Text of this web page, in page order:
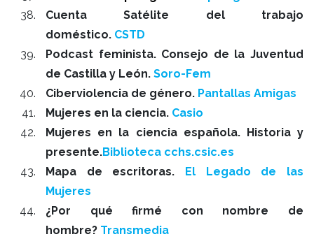
Cuenta Satélite del trabajo
doméstico. CSTD
Podcast feminista. Consejo de la Juventud
de Castilla y León. Soro-Fem
Ciberviolencia de género. Pantallas Amigas
Mujeres en la ciencia. Casio
Mujeres en la ciencia española. Historia y
presente.Biblioteca cchs.csic.es
Mapa de escritoras.
El Legado de las
Mujeres
¿Por qué firmé con nombre de
hombre? Transmedia